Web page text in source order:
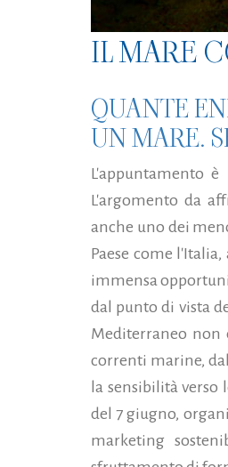
IL MARE
QUANTE
UN MARE.
L'appuntamento
L'argomento da
anche uno dei
Paese come
immensa
dal punto di vista
Mediterraneo non
correnti marine,
la sensibilità verso
del 7 giugno,
marketing